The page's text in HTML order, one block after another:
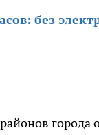
без
города